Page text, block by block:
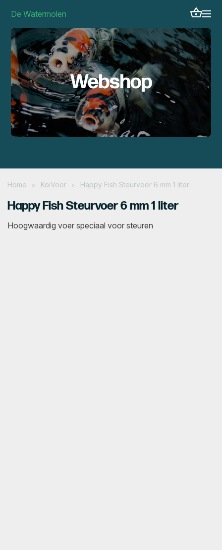
De Watermolen
Webshop
Home > KoiVoer > Happy Fish Steurvoer 6 mm 1 liter
Happy Fish Steurvoer 6 mm 1 liter
Hoogwaardig voer speciaal voor steuren